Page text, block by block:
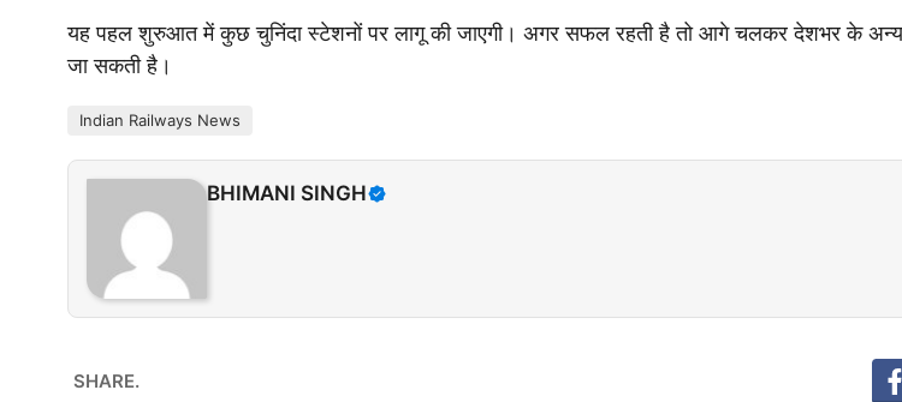
यह पहल शुरुआत में कुछ चुनिंदा स्टेशनों पर लागू की जाएगी। अगर सफल रहती है तो आगे चलकर देशभर के अन्य
जा सकती है।
Indian Railways News
BHIMANI SINGH
SHARE.